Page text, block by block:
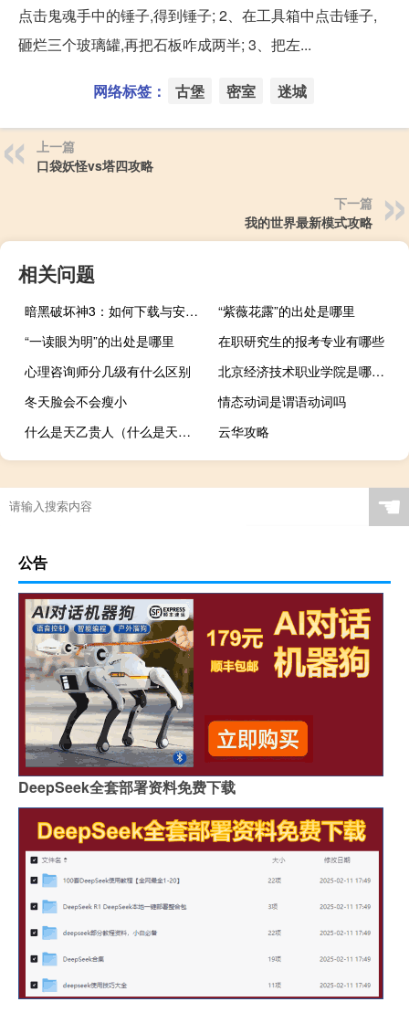
点击鬼魂手中的锤子,得到锤子; 2、在工具箱中点击锤子,
砸烂三个玻璃罐,再把石板咋成两半; 3、把左...
网络标签： 古堡 密室 迷城
上一篇
口袋妖怪vs塔四攻略
下一篇
我的世界最新模式攻略
相关问题
暗黑破坏神3：如何下载与安装？
“紫薇花露”的出处是哪里
“一读眼为明”的出处是哪里
在职研究生的报考专业有哪些
心理咨询师分几级有什么区别
北京经济技术职业学院是哪一年创办的
冬天脸会不会瘦小
情态动词是谓语动词吗
什么是天乙贵人（什么是天蝎排气）
云华攻略
☚
公告
DeepSeek全套部署资料免费下载